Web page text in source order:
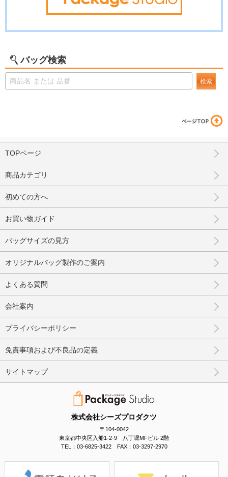
バッグ検索
検索
株式会社シーズプロダクツ
〒104-0042
東京都中央区入船1-2-9 八丁堀MFビル 2階
TEL：03-6825-3422 FAX：03-3297-2970
TOPページ
商品カテゴリ
初めての方へ
お買い物ガイド
バッグサイズの見方
オリジナルバッグ製作のご案内
よくある質問
会社案内
プライバシーポリシー
免責事項および不良品の定義
サイトマップ